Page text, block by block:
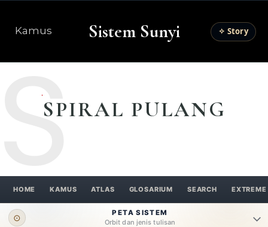
Kamus Sistem Sunyi ✧ Story
SPIRAL PULANG
HOME KAMUS ATLAS GLOSARIUM SEARCH EXTREME
⊙
PETA SISTEM
Orbit dan jenis tulisan